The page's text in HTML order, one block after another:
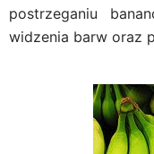
postrzeganiu
widzenia barw oraz